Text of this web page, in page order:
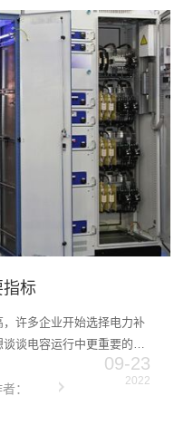
指标
许多企业开始选择电力补
谈电容运行中更重要的几
温度。运行电流在实际运
倍，否则可能导致...
：
09-23
2022